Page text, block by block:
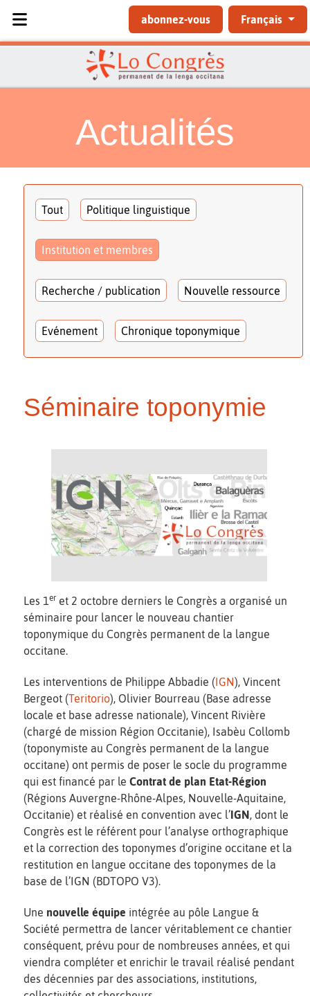
abonnez-vous Français
Actualités
Tout Politique linguistique
Institution et membres
Recherche / publication Nouvelle ressource
Evénement Chronique toponymique
Séminaire toponymie
Les 1er et 2 octobre derniers le Congrès a organisé un
séminaire pour lancer le nouveau chantier
toponymique du Congrès permanent de la langue
occitane.
Les interventions de Philippe Abbadie (IGN), Vincent
Bergeot (Teritorio), Olivier Bourreau (Base adresse
locale et base adresse nationale), Vincent Rivière
(chargé de mission Région Occitanie), Isabèu Collomb
(toponymiste au Congrès permanent de la langue
occitane) ont permis de poser le socle du programme
qui est financé par le Contrat de plan Etat-Région
(Régions Auvergne-Rhône-Alpes, Nouvelle-Aquitaine,
Occitanie) et réalisé en convention avec l’IGN, dont le
Congrès est le référent pour l’analyse orthographique
et la correction des toponymes d’origine occitane et la
restitution en langue occitane des toponymes de la
base de l’IGN (BDTOPO V3).
Une nouvelle équipe intégrée au pôle Langue &
Société permettra de lancer véritablement ce chantier
conséquent, prévu pour de nombreuses années, et qui
viendra compléter et enrichir le travail réalisé pendant
des décennies par des associations, institutions,